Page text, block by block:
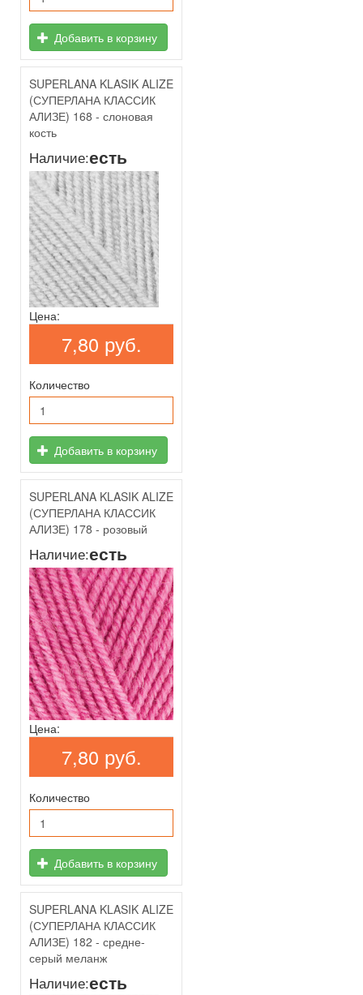
Добавить в корзину
SUPERLANA KLASIK ALIZE
(СУПЕРЛАНА КЛАССИК
АЛИЗЕ) 168 - слоновая
кость
Наличие:есть
Цена:
7,80 руб.
Количество
Добавить в корзину
SUPERLANA KLASIK ALIZE
(СУПЕРЛАНА КЛАССИК
АЛИЗЕ) 178 - розовый
Наличие:есть
Цена:
7,80 руб.
Количество
Добавить в корзину
SUPERLANA KLASIK ALIZE
(СУПЕРЛАНА КЛАССИК
АЛИЗЕ) 182 - средне-
серый меланж
Наличие:есть